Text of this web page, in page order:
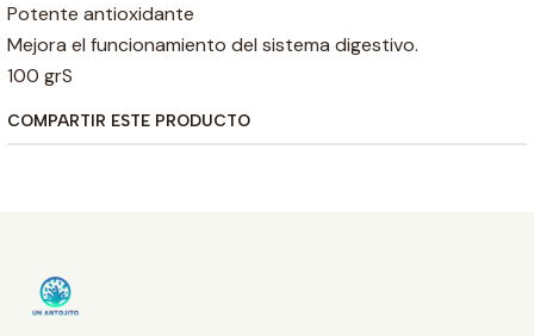
Potente antioxidante
Mejora el funcionamiento del sistema digestivo.
100 grS
COMPARTIR ESTE PRODUCTO